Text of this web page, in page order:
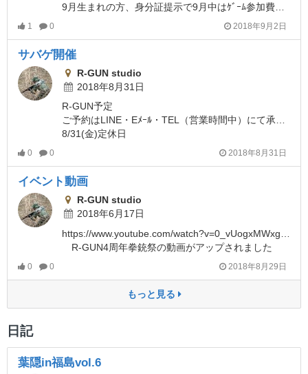
9月生まれの方、身分証提示で9月中はｹﾞｰﾑ参加費半額です！(親子ｹﾞｰﾑは除外)
1 0 2018年9月2日
サバゲ開催
R-GUN studio
2018年8月31日
R-GUN予定
ご予約はLINE・Eﾒｰﾙ・TEL（営業時間中）にて承ります
8/31(金)定休日
0 0 2018年8月31日
イベント動画
R-GUN studio
2018年6月17日
R-GUN4周年拳銃祭の動画がアップされました
0 0 2018年8月29日
もっと見る
日記
葉隠in福島vol.6